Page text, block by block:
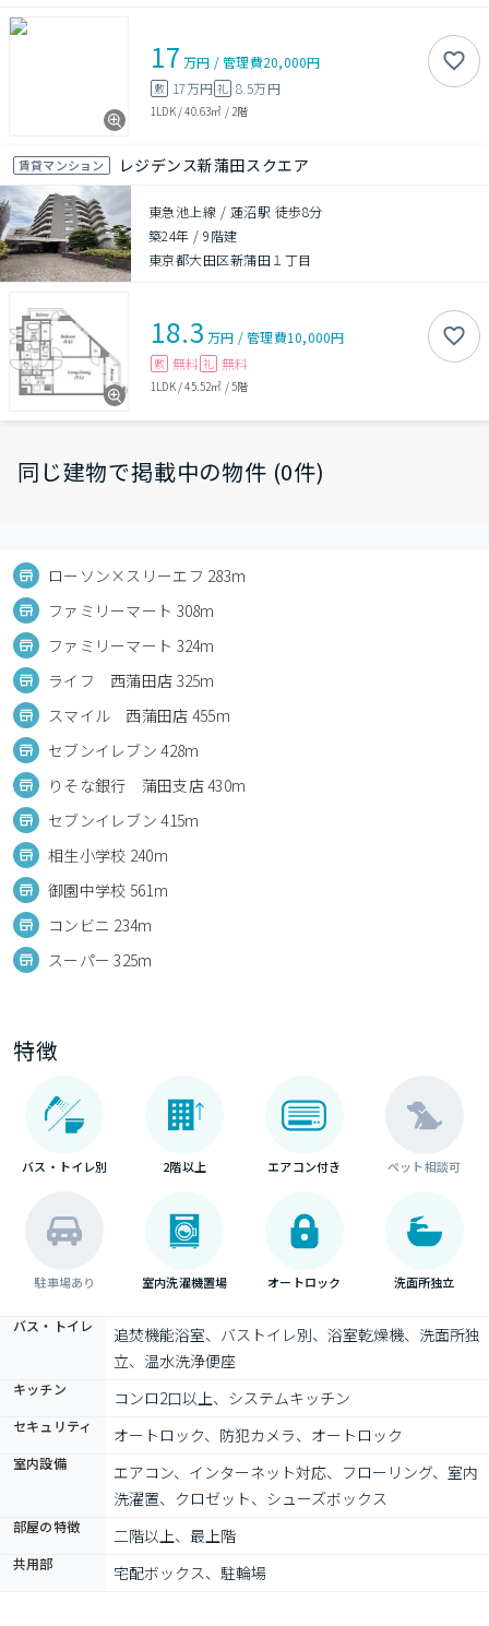
17 万円 /管理費20,000円
敷 17万円 礼 8.5万円
1LDK/40.63㎡ / 2階
賃貸マンション レジデンス新蒲田スクエア
東急池上線 / 蓮沼駅 徒歩8分
築24年 /9階建
東京都大田区新蒲田１丁目
18.3 万円 /管理費10,000円
敷 無料 礼 無料
1LDK/45.52㎡ /5階
同じ建物で掲載中の物件 (0件)
ローソン×スリーエフ 283m
ファミリーマート 308m
ファミリーマート 324m
ライフ 西蒲田店 325m
スマイル 西蒲田店 455m
セブンイレブン 428m
りそな銀行 蒲田支店 430m
セブンイレブン 415m
相生小学校 240m
御園中学校 561m
コンビニ 234m
スーパー 325m
特徴
バス・トイレ別 2階以上 エアコン付き ペット相談可
駐車場あり 室内洗濯機置場 オートロック 洗面所独立
バス・トイレ
追焚機能浴室、バストイレ別、浴室乾燥機、洗面所独
立、温水洗浄便座
キッチン コンロ2口以上、システムキッチン
セキュリティ オートロック、防犯カメラ、オートロック
室内設備
エアコン、インターネット対応、フローリング、室内
洗濯置、クロゼット、シューズボックス
部屋の特徴 二階以上、最上階
共用部 宅配ボックス、駐輪場